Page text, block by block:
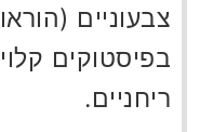
צבעוניים
בפיסטוקים
ריחניים.